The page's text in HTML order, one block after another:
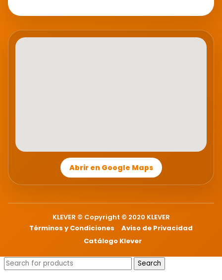
Abrir en Google Maps
KLEVER © Copyright © 2020 KLEVER
Términos y Condiciones
Aviso de Privacidad
Catálogo Klever
Search